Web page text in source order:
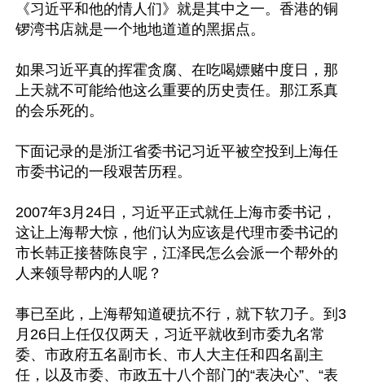
《习近平和他的情人们》就是其中之一。香港的铜
锣湾书店就是一个地地道道的黑据点。
如果习近平真的挥霍贪腐、在吃喝嫖赌中度日，那
上天就不可能给他这么重要的历史责任。那江系真
的会乐死的。
下面记录的是浙江省委书记习近平被空投到上海任
市委书记的一段艰苦历程。
2007年3月24日，习近平正式就任上海市委书记，
这让上海帮大惊，他们认为应该是代理市委书记的
市长韩正接替陈良宇，江泽民怎么会派一个帮外的
人来领导帮内的人呢？
事已至此，上海帮知道硬抗不行，就下软刀子。到3
月26日上任仅仅两天，习近平就收到市委九名常
委、市政府五名副市长、市人大主任和四名副主
任，以及市委、市政五十八个部门的“表决心”、“表